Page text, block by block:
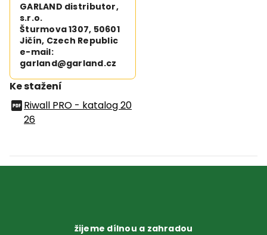
GARLAND distributor,
s.r.o.
Šturmova 1307, 50601
Jičín, Czech Republic
e-mail:
garland@garland.cz
Ke stažení
Riwall PRO - katalog 20
26
žijeme dílnou a zahradou